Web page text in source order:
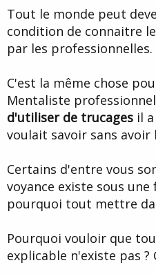
Tout le monde peut
condition de connaitre
par les professionnelles.
C'est la même chose
Mentaliste
d'utiliser de trucages il
voulait savoir sans
Certains d'entre vous
voyance existe sous
pourquoi tout mettre
Pourquoi vouloir que
explicable n'existe pas ?